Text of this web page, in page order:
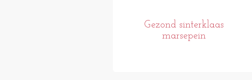
Gezond sinterklaas
marsepein